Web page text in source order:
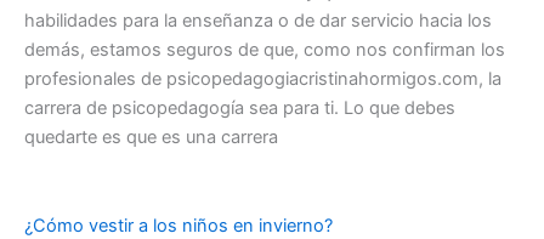
habilidades para la enseñanza o de dar servicio hacia los
demás, estamos seguros de que, como nos confirman los
profesionales de psicopedagogiacristinahormigos.com, la
carrera de psicopedagogía sea para ti. Lo que debes
quedarte es que es una carrera
¿Cómo vestir a los niños en invierno?